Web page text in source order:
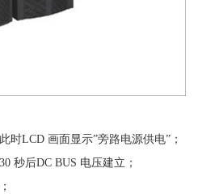
时LCD 画面显示”旁路电源供电”；
秒后DC BUS 电压建立；